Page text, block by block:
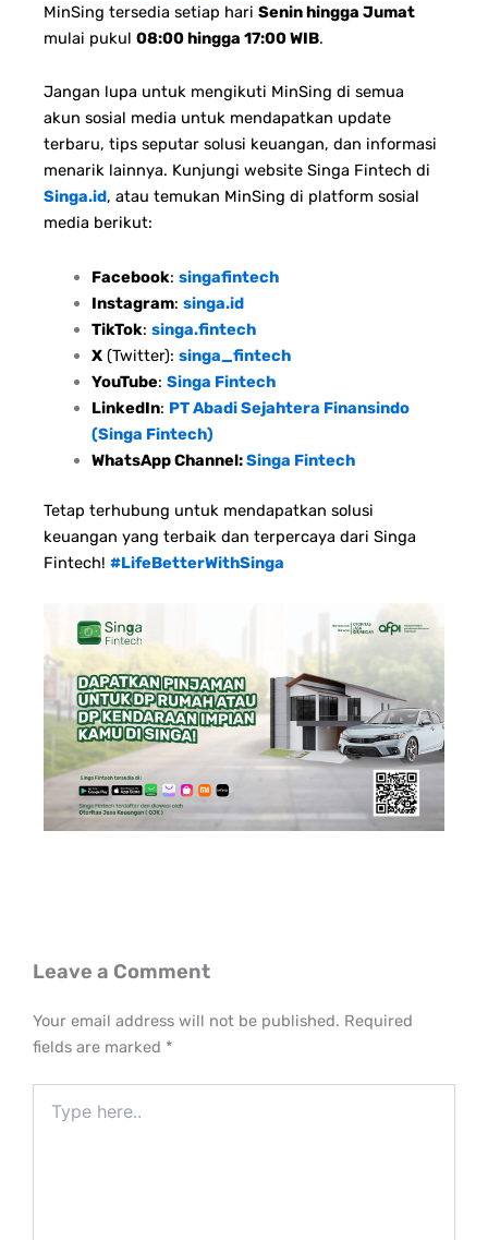
MinSing tersedia setiap hari Senin hingga Jumat
mulai pukul 08:00 hingga 17:00 WIB.
Jangan lupa untuk mengikuti MinSing di semua
akun sosial media untuk mendapatkan update
terbaru, tips seputar solusi keuangan, dan informasi
menarik lainnya. Kunjungi website Singa Fintech di
Singa.id, atau temukan MinSing di platform sosial
media berikut:
Facebook: singafintech
Instagram: singa.id
TikTok: singa.fintech
X(Twitter): singa_fintech
YouTube: Singa Fintech
LinkedIn: PT Abadi Sejahtera Finansindo
(Singa Fintech)
WhatsApp Channel:Singa Fintech
Tetap terhubung untuk mendapatkan solusi
keuangan yang terbaik dan terpercaya dari Singa
Fintech! #LifeBetterWithSinga
Leave a Comment
Your email address will not be published. Required
fields are marked *
here..